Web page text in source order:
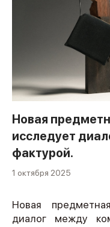
Новая
исследует
фактурой.
1 октября 2025
Новая
диалог между